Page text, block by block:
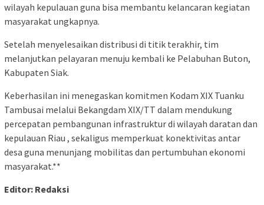
wilayah kepulauan guna bisa membantu kelancaran kegiatan
masyarakat ungkapnya.
Setelah menyelesaikan distribusi di titik terakhir, tim
melanjutkan pelayaran menuju kembali ke Pelabuhan Buton,
Kabupaten Siak.
Keberhasilan ini menegaskan komitmen Kodam XIX Tuanku
Tambusai melalui Bekangdam XIX/TT dalam mendukung
percepatan pembangunan infrastruktur di wilayah daratan dan
kepulauan Riau , sekaligus memperkuat konektivitas antar
desa guna menunjang mobilitas dan pertumbuhan ekonomi
masyarakat.**
Editor: Redaksi